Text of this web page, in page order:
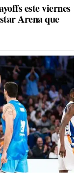
este viernes
Arena que